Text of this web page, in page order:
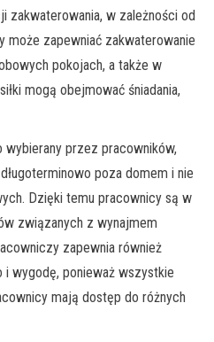
zakwaterowania, w zależności od
zapewniać zakwaterowanie
pokojach, a także w
mogą obejmować śniadania,
przez pracowników,
poza domem i nie
Dzięki temu pracownicy są w
związanych z wynajmem
zapewnia również
wygodę, ponieważ wszystkie
mają dostęp do różnych